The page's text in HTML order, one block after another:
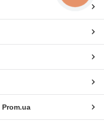
Prom.ua